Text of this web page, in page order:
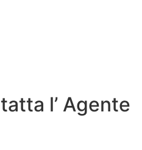
l’ Agente